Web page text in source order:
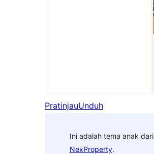
PratinjauUnduh
Ini adalah tema anak dari
NexProperty.